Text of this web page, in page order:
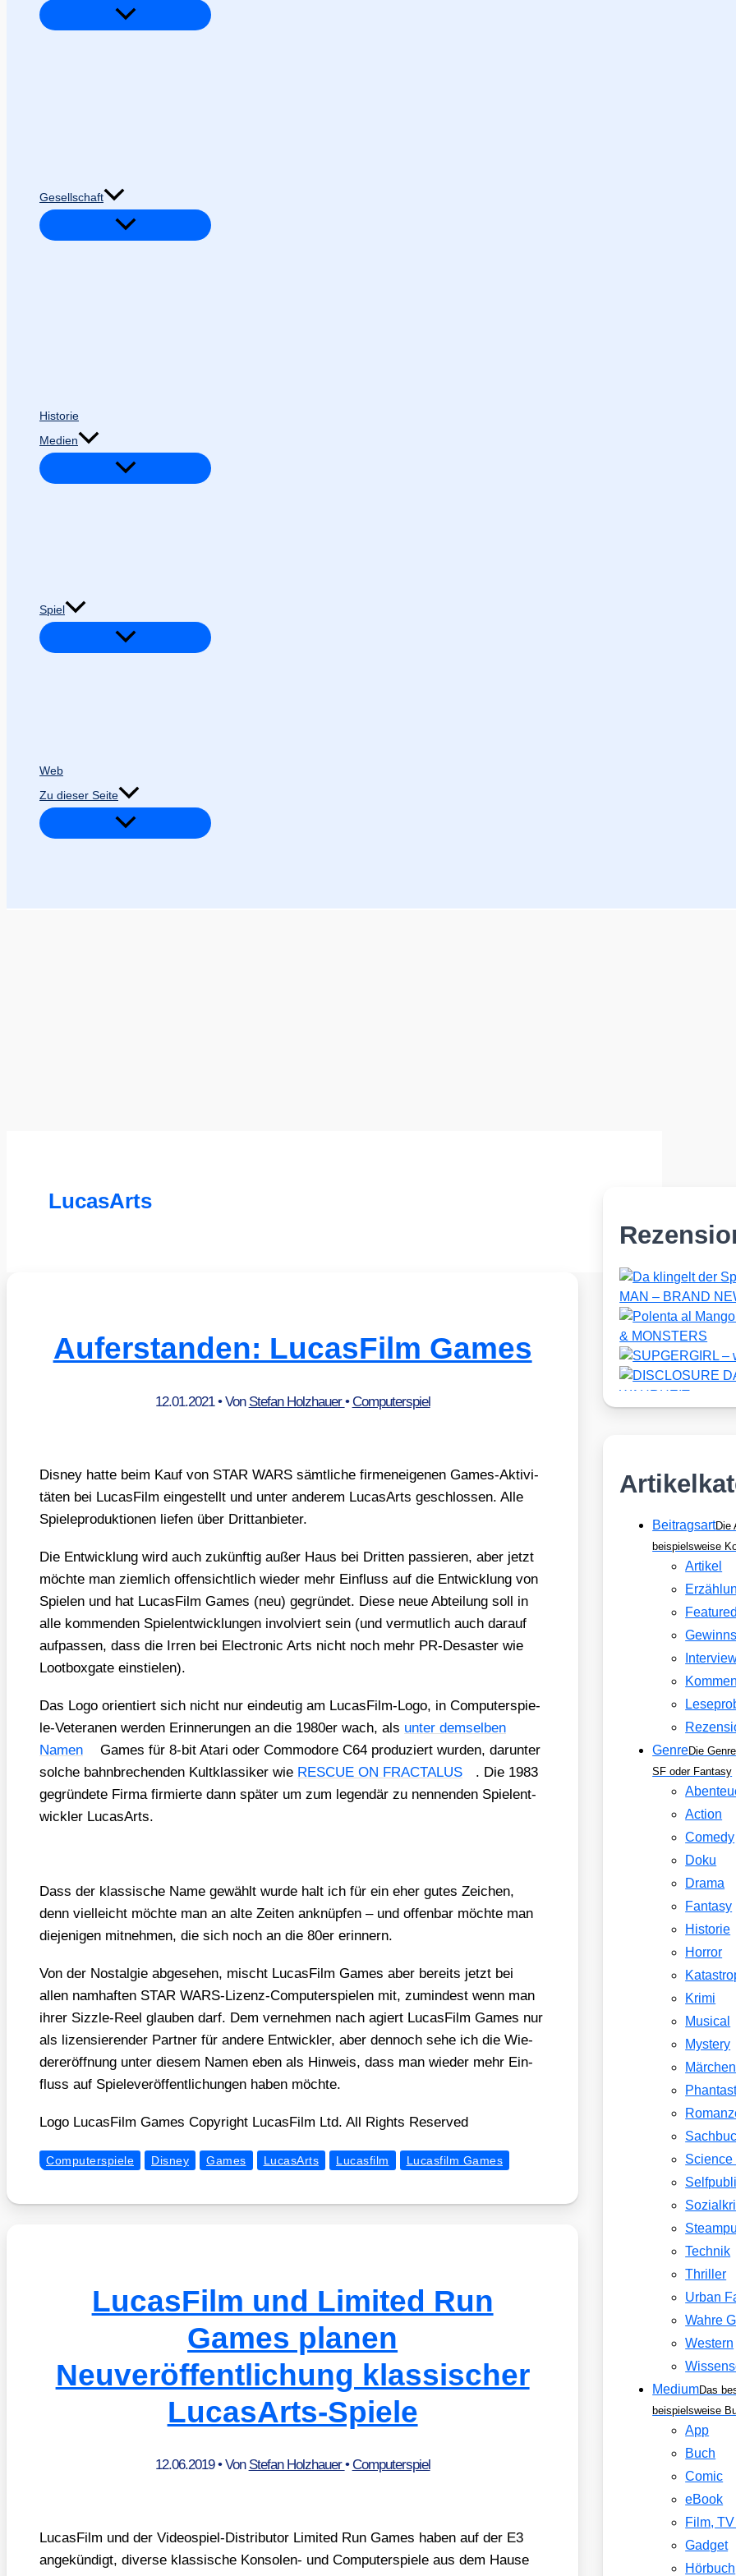
Gesellschaft
Historie
Medien
Spiel
Web
Zu dieser Seite
LucasArts
Auferstanden: LucasFilm Games
12.01.2021• Von Stefan Holzhauer•Computerspiel
Dis­ney hat­te beim Kauf von STAR WARS sämt­li­che fir­men­ei­ge­nen Games-Akti­vi­
tä­ten bei Lucas­Film ein­ge­stellt und unter ande­rem Luca­sA­rts geschlos­sen. Alle
Spie­le­pro­duk­tio­nen lie­fen über Dritt­an­bie­ter.
Die Ent­wick­lung wird auch zukünf­tig außer Haus bei Drit­ten pas­sie­ren, aber jetzt
möch­te man ziem­lich offen­sicht­lich wie­der mehr Ein­fluss auf die Ent­wick­lung von
Spie­len und hat Lucas­Film Games (neu) gegrün­det. Die­se neue Abtei­lung soll in
alle kom­men­den Spiel­ent­wick­lun­gen invol­viert sein (und ver­mut­lich auch dar­auf
auf­pas­sen, dass die Irren bei Elec­tro­nic Arts nicht noch mehr PR-Desas­ter wie
Loot­box­ga­te ein­stie­len).
Das Logo ori­en­tiert sich nicht nur ein­deu­tig am Lucas­Film-Logo, in Com­pu­ter­spie­
le-Vete­ra­nen wer­den Erin­ne­run­gen an die 1980er wach, als unter dem­sel­ben
Namen
Games für 8‑bit Ata­ri oder Com­mo­do­re C64 pro­du­ziert wur­den, dar­un­ter
sol­che bahn­bre­chen­den Kult­klas­si­ker wie RESCUE ON FRACTALUS
. Die 1983
gegrün­de­te Fir­ma fir­mier­te dann spä­ter um zum legen­där zu nen­nen­den Spiel­ent­
wick­ler Luca­sA­rts.
Dass der klas­si­sche Name gewählt wur­de halt ich für ein eher gutes Zei­chen,
denn viel­leicht möch­te man an alte Zei­ten anknüp­fen – und offen­bar möch­te man
die­je­ni­gen mit­neh­men, die sich noch an die 80er erin­nern.
Von der Nost­al­gie abge­se­hen, mischt Lucas­Film Games aber bereits jetzt bei
allen nam­haf­ten STAR WARS-Lizenz-Com­pu­ter­spie­len mit, zumin­dest wenn man
ihrer Sizz­le-Reel glau­ben darf. Dem ver­neh­men nach agiert Lucas­Film Games nur
als lizen­sie­ren­der Part­ner für ande­re Ent­wick­ler, aber den­noch sehe ich die Wie­
der­eröff­nung unter die­sem Namen eben als Hin­weis, dass man wie­der mehr Ein­
fluss auf Spie­le­ver­öf­fent­li­chun­gen haben möch­te.
Logo Lucas­Film Games Copy­right Lucas­Film Ltd. All Rights Reser­ved
Computerspiele Disney Games LucasArts Lucasfilm Lucasfilm Games
LucasFilm und Limited Run
Games planen
Neuveröffentlichung klassischer
LucasArts-Spiele
12.06.2019• Von Stefan Holzhauer•Computerspiel
Lucas­Film und der Video­spiel-Dis­tri­bu­tor Limi­t­ed Run Games haben auf der E3
ange­kün­digt, diver­se klas­si­sche Kon­so­len- und Com­pu­ter­spie­le aus dem Hau­se
BeitragsartDie
beispielsweise
Artikel
GenreDie
SF oder Fantasy
Action
Comedy
Doku
Drama
Fantasy
Historie
Horror
Krimi
Musical
Mystery
Märchen
Science
Technik
Thriller
Urban
Wahre
Western
MediumDas
beispielsweise
App
Buch
Comic
eBook
Film,
Gadget
Hörbuch